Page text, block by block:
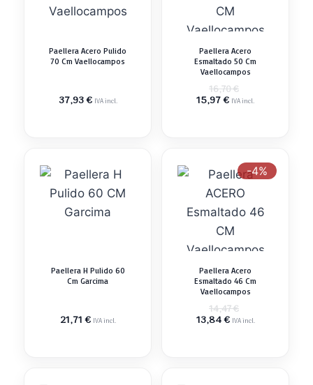
Paellera Acero Pulido
70 Cm Vaellocampos
37,93€ IVA incl.
Paellera Acero
Esmaltado 50 Cm
Vaellocampos
16,70€
precio
15,97€ElIVA incl.
Paellera H Pulido 60
Cm Garcima
21,71€ IVA incl.
-4%
Paellera Acero
Esmaltado 46 Cm
Vaellocampos
14,47€
precio
13,84€ElIVA incl.